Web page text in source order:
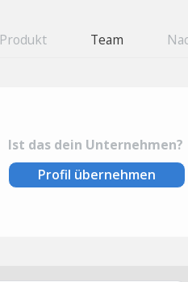
Produkt Team
Ist das dein Unternehmen?
Profil übernehmen